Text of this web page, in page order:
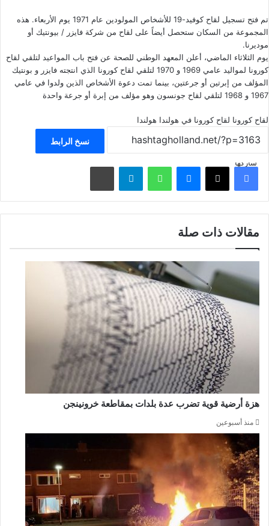
تم فتح تسجيل لقاح كوفيد-19 للأشخاص المولودين عام 1971 يوم الأربعاء. هذه
المجموعة من السكان ستحصل أيضاً على لقاح من شركة فايزر / بيونتيك أو
موديرنا.
يوم الثلاثاء الماضي، أعلن المعهد الوطني للصحة عن فتح باب المواعيد لتلقي لقاح
كورونا لمواليد عامي 1969 و 1970 لتلقي لقاح كورونا الذي انتجته فايزر و بونتيك
المؤلف من إبرتين أو جرعتين، بينما تمت دعوة الأشخاص الذين ولدوا في عامي
1967 و 1968 لتلقي لقاح جونسون وهو مؤلف من إبرة أو جرعة واحدة
لقاح كورونا لقاح كورونا في هولندا هولندا
نسخ الرابط
شاركهافيسبوك ‫X ماسنجر واتساب تيلقرام مشاركة عبر البريد
مقالات ذات صلة
هزة أرضية قوية تضرب عدة بلدات بمقاطعة خرونينجن
منذ أسبوعين